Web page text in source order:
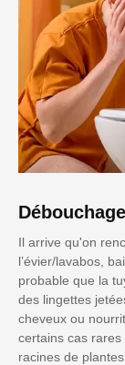
Il arrive qu'on
l’évier/lavabos,
probable que la
des lingettes
cheveux ou
certains cas
racines de